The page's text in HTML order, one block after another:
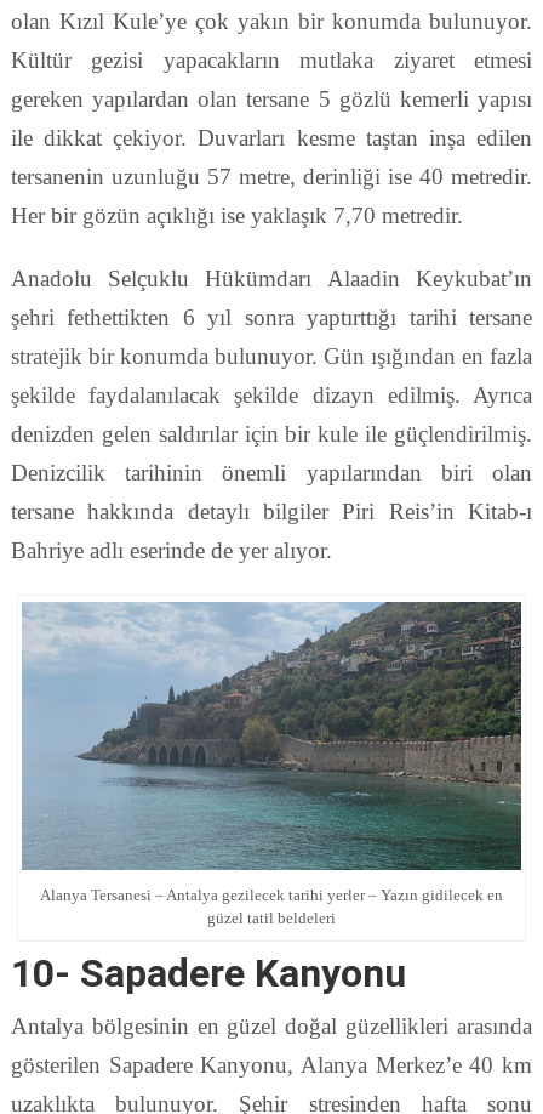
olan Kızıl Kule’ye çok yakın bir konumda bulunuyor.
Kültür gezisi yapacakların mutlaka ziyaret etmesi
gereken yapılardan olan tersane 5 gözlü kemerli yapısı
ile dikkat çekiyor. Duvarları kesme taştan inşa edilen
tersanenin uzunluğu 57 metre, derinliği ise 40 metredir.
Her bir gözün açıklığı ise yaklaşık 7,70 metredir.
Anadolu Selçuklu Hükümdarı Alaadin Keykubat’ın
şehri fethettikten 6 yıl sonra yaptırttığı tarihi tersane
stratejik bir konumda bulunuyor. Gün ışığından en fazla
şekilde faydalanılacak şekilde dizayn edilmiş. Ayrıca
denizden gelen saldırılar için bir kule ile güçlendirilmiş.
Denizcilik tarihinin önemli yapılarından biri olan
tersane hakkında detaylı bilgiler Piri Reis’in Kitab-ı
Bahriye adlı eserinde de yer alıyor.
Alanya Tersanesi – Antalya gezilecek tarihi yerler – Yazın gidilecek en
güzel tatil beldeleri
10- Sapadere Kanyonu
Antalya bölgesinin en güzel doğal güzellikleri arasında
gösterilen Sapadere Kanyonu, Alanya Merkez’e 40 km
uzaklıkta bulunuyor. Şehir stresinden hafta sonu